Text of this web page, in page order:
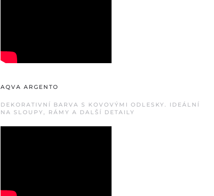
AQVA ARGENTO
DEKORATIVNÍ BARVA S KOVOVÝMI ODLESKY. IDEÁLNÍ
NA SLOUPY, RÁMY A DALŠÍ DETAILY